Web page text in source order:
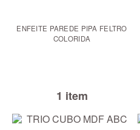
ENFEITE PAREDE PIPA FELTRO
COLORIDA
1 item